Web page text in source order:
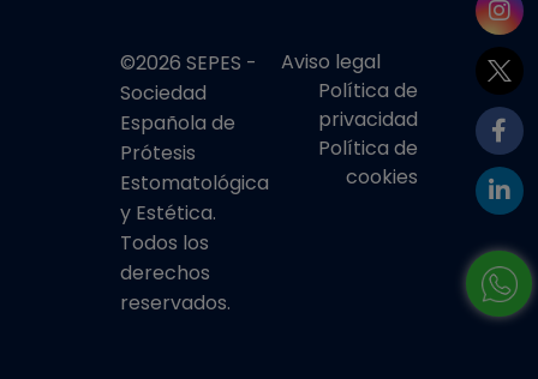
©2026 SEPES -
Sociedad
Española de
Prótesis
Estomatológica
y Estética.
Todos los
derechos
reservados.
Aviso legal
Política de
privacidad
Política de
cookies